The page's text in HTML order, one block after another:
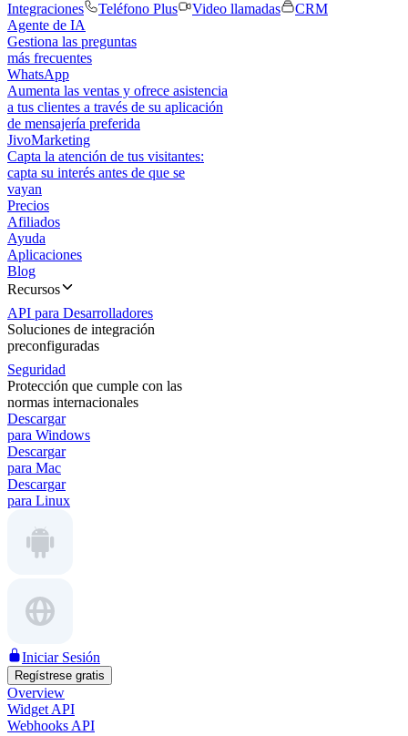
Integraciones
Teléfono Plus Video llamadas
CRM
Agente de IA
Gestiona las preguntas
más frecuentes
WhatsApp
Aumenta las ventas y ofrece asistencia
a tus clientes a través de su aplicación
de mensajería preferida
JivoMarketing
Capta la atención de tus visitantes:
capta su interés antes de que se
vayan
Precios
Afiliados
Ayuda
Aplicaciones
Blog
Recursos
API para Desarrolladores
Soluciones de integración
preconfiguradas
Seguridad
Protección que cumple con las
normas internacionales
Descargar
para Windows
Descargar
para Mac
Descargar
para Linux
Iniciar Sesión
Regístrese gratis
Overview
Widget API
Webhooks API